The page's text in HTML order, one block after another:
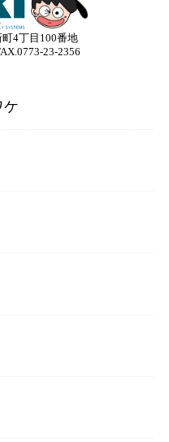
4丁目100番地
23-2356
ケ